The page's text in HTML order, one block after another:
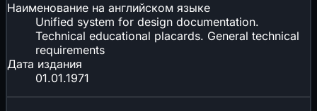
Наименование на английском языке
Unified system for design documentation.
Technical educational placards. General technical
requirements
Дата издания
01.01.1971